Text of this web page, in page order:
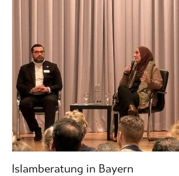
Islamberatung in Bayern